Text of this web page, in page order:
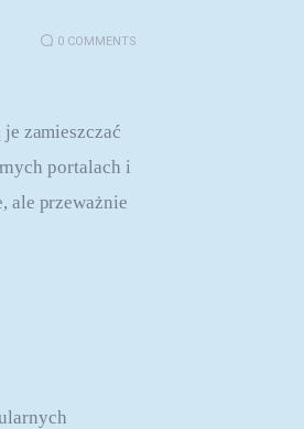
0 COMMENTS
zamieszczać
portalach i
ale przeważnie